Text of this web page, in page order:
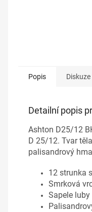
Popis Diskuze
Detailní popis
Ashton D25/12
D 25/12. Tvar
palisandrový
12 strunka
Smrková
Sapele